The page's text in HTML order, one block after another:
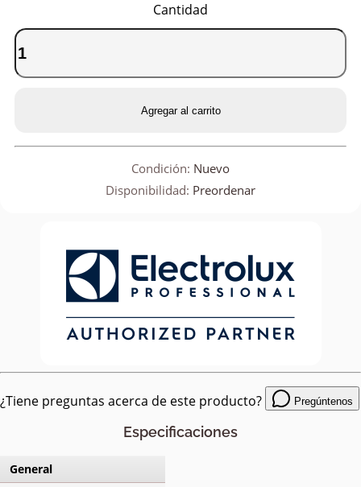
Cantidad
Agregar al carrito
Condición: Nuevo
Disponibilidad: Preordenar
¿Tiene preguntas acerca de este producto? Pregúntenos
Especificaciones
General